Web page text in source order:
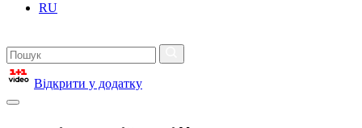
RU
Відкрити у додатку